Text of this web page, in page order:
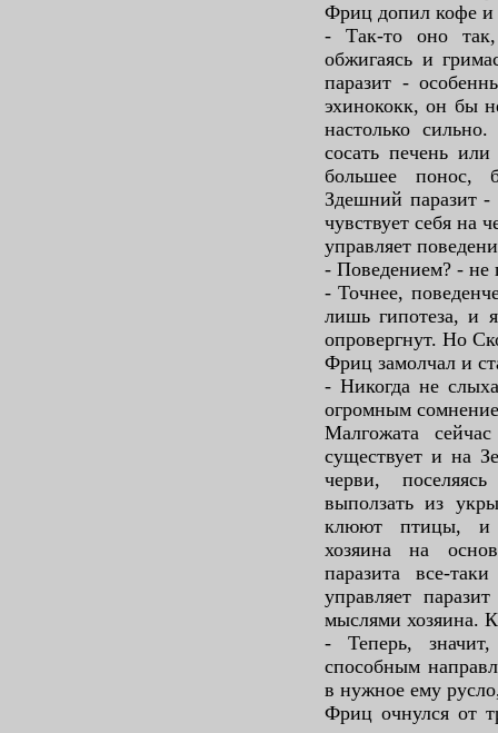
Фриц допил кофе и
- Так-то оно
обжигаясь и
паразит -
эхинококк, он бы
настолько
сосать печень
большее понос,
Здешний паразит -
чувствует себя на
управляет
- Поведением? - не
- Точнее,
лишь гипотеза, и
опровергнут. Но
Фриц замолчал и
- Никогда не
огромным
Малгожата
существует и на
черви,
выползать из
клюют птицы, и
хозяина на
паразита все-
управляет
мыслями хозяина.
- Теперь,
способным
в нужное ему
Фриц очнулся от